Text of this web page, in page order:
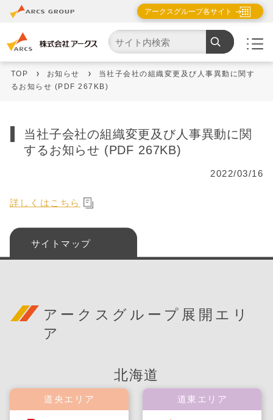
アークスグループ各サイト
TOP お知らせ
当社子会社の組織変更及び人事異動に関す
るお知らせ (PDF 267KB)
当社子会社の組織変更及び人事異動に関
するお知らせ (PDF 267KB)
2022/03/16
詳しくはこちら
サイトマップ
アークスグループ展開エリ
ア
北海道
道央エリア 道東エリア